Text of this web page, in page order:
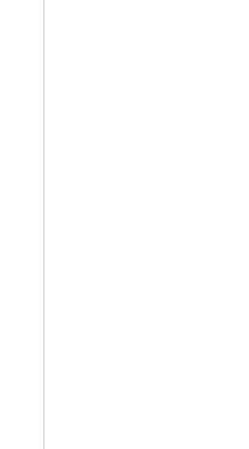
Über 80
Zugriff auf den Google
Bieten Sie Ihren Kunden die
Lösung mit der größten App-
Unternehmen vereint die